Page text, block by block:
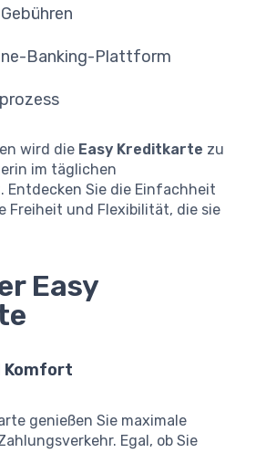
Banking-Plattform
wird die Easy Kreditkarte zu
im täglichen
Entdecken Sie die Einfachheit
Freiheit und Flexibilität, die sie
Easy
Komfort
genießen Sie maximale
Egal, ob Sie